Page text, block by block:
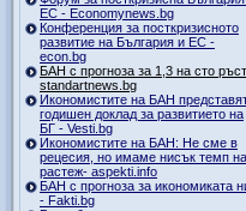
ЕС - Economynews.bg
Конференция за посткризисното
развитие на България и ЕС -
econ.bg
БАН с прогноза за 1,3 на сто
standartnews.bg
Икономистите на БАН
годишен доклад за развитието на
БГ - Vesti.bg
Икономистите на БАН: Не сме в
рецесия, но имаме нисък темп на
растеж- aspekti.info
БАН с прогноза за икономиката
- Fakti.bg